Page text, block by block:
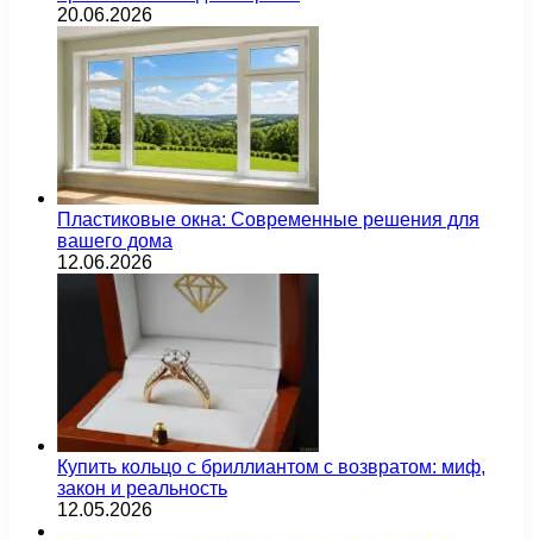
20.06.2026
Пластиковые окна: Современные решения для
вашего дома
12.06.2026
Купить кольцо с бриллиантом с возвратом: миф,
закон и реальность
12.05.2026